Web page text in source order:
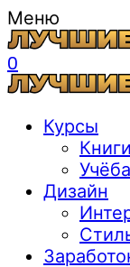
Меню
0
Курсы
Книги
Учёба
Дизайн